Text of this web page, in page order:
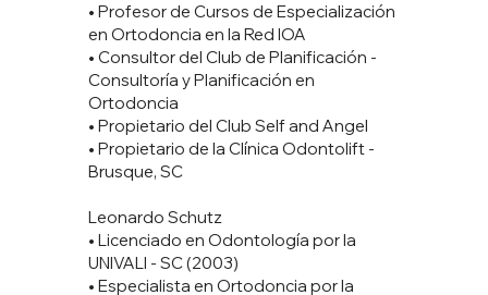
• Profesor de Cursos de Especialización
en Ortodoncia en la Red IOA
• Consultor del Club de Planificación -
Consultoría y Planificación en
Ortodoncia
• Propietario del Club Self and Angel
• Propietario de la Clínica Odontolift -
Brusque, SC
Leonardo Schutz
• Licenciado en Odontología por la
UNIVALI - SC (2003)
• Especialista en Ortodoncia por la